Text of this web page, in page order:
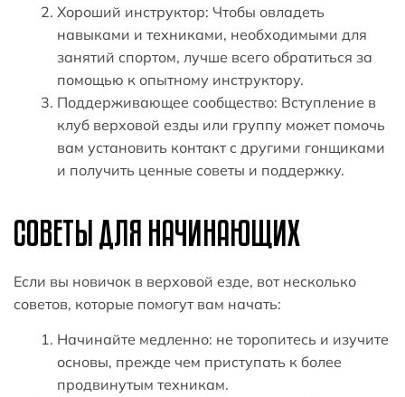
Хороший инструктор: Чтобы овладеть
навыками и техниками, необходимыми для
занятий спортом, лучше всего обратиться за
помощью к опытному инструктору.
Поддерживающее сообщество: Вступление в
клуб верховой езды или группу может помочь
вам установить контакт с другими гонщиками
и получить ценные советы и поддержку.
СОВЕТЫ ДЛЯ НАЧИНАЮЩИХ
Если вы новичок в верховой езде, вот несколько
советов, которые помогут вам начать:
Начинайте медленно: не торопитесь и изучите
основы, прежде чем приступать к более
продвинутым техникам.